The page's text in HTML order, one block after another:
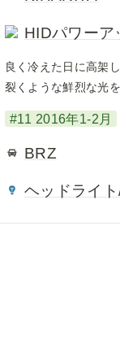
HIDパワーア
良く冷えた日に高架
裂くような鮮烈な光
#11 2016年1-2月
BRZ
ヘッドライ